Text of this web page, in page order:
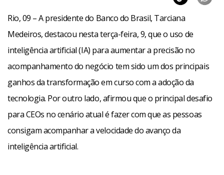
Rio, 09 – A presidente do Banco do Brasil, Tarciana
Medeiros, destacou nesta terça-feira, 9, que o uso de
inteligência artificial (IA) para aumentar a precisão no
acompanhamento do negócio tem sido um dos principais
ganhos da transformação em curso com a adoção da
tecnologia. Por outro lado, afirmou que o principal desafio
para CEOs no cenário atual é fazer com que as pessoas
consigam acompanhar a velocidade do avanço da
inteligência artificial.